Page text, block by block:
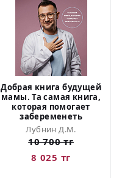
Добрая книга будущей
мамы. Та самая книга,
которая помогает
забеременеть
Лубнин Д.М.
10 700 тг
8 025 тг